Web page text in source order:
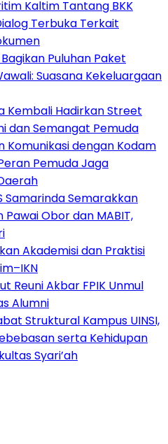
Kaltim Tantang BKK
Terbuka Terkait
Puluhan Paket
Suasana Kekeluargaan
Kembali Hadirkan Street
dan Semangat Pemuda
Komunikasi dengan Kodam
Pemuda Jaga
Samarinda Semarakkan
Obor dan MABIT,
Akademisi dan Praktisi
Reuni Akbar FPIK Unmul
Alumni
Struktural Kampus UINSI,
serta Kehidupan
Syari’ah